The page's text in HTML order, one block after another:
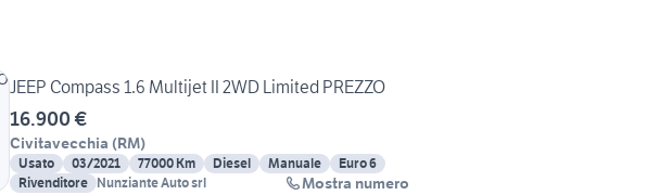
JEEP Compass 1.6 Multijet II 2WD Limited PREZZO
16.900 €
Civitavecchia (RM)
Usato 03/2021 77000 Km Diesel Manuale
Euro 6
Rivenditore Nunziante Auto srl Mostra numero